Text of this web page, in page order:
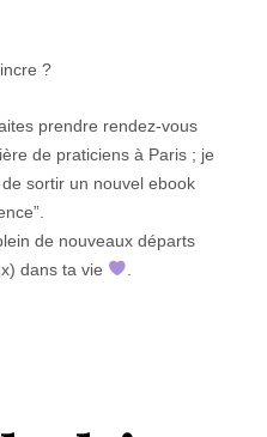
?
prendre rendez-vous
de praticiens à Paris ; je
de sortir un nouvel ebook
de nouveaux départs
dans ta vie